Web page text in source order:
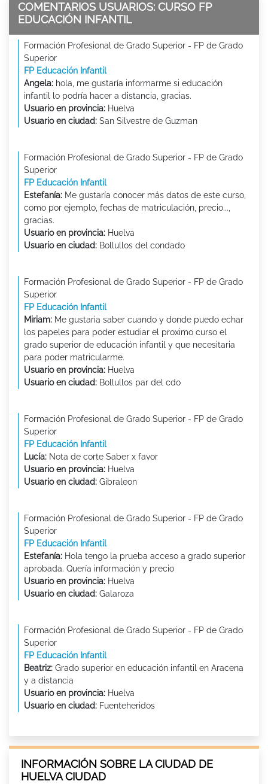
COMENTARIOS USUARIOS: CURSO FP
EDUCACIÓN INFANTIL
Formación Profesional de Grado Superior - FP de Grado
Superior
FP Educación Infantil
Angela: hola, me gustaría informarme si educación
infantil lo podría hacer a distancia, gracias.
Usuario en provincia: Huelva
Usuario en ciudad: San Silvestre de Guzman
Formación Profesional de Grado Superior - FP de Grado
Superior
FP Educación Infantil
Estefanía: Me gustaría conocer más datos de este curso,
como por ejemplo, fechas de matriculación, precio...,
gracias.
Usuario en provincia: Huelva
Usuario en ciudad: Bollullos del condado
Formación Profesional de Grado Superior - FP de Grado
Superior
FP Educación Infantil
Miriam: Me gustaria saber cuando y donde puedo echar
los papeles para poder estudiar el proximo curso el
grado superior de educación infantil y que necesitaria
para poder matricularme.
Usuario en provincia: Huelva
Usuario en ciudad: Bollullos par del cdo
Formación Profesional de Grado Superior - FP de Grado
Superior
FP Educación Infantil
Lucía: Nota de corte Saber x favor
Usuario en provincia: Huelva
Usuario en ciudad: Gibraleon
Formación Profesional de Grado Superior - FP de Grado
Superior
FP Educación Infantil
Estefanía: Hola tengo la prueba acceso a grado superior
aprobada. Quería información y precio
Usuario en provincia: Huelva
Usuario en ciudad: Galaroza
Formación Profesional de Grado Superior - FP de Grado
Superior
FP Educación Infantil
Beatriz: Grado superior en educación infantil en Aracena
y a distancia
Usuario en provincia: Huelva
Usuario en ciudad: Fuenteheridos
INFORMACIÓN SOBRE LA CIUDAD DE
HUELVA CIUDAD